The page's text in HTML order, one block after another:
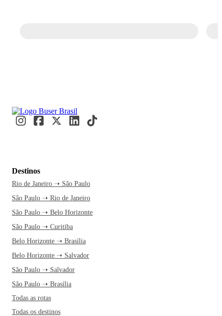
Destinos
Rio de Janeiro ➝ São Paulo
São Paulo ➝ Rio de Janeiro
São Paulo ➝ Belo Horizonte
São Paulo ➝ Curitiba
Belo Horizonte ➝ Brasília
Belo Horizonte ➝ Salvador
São Paulo ➝ Salvador
São Paulo ➝ Brasília
Todas as rotas
Todas os destinos